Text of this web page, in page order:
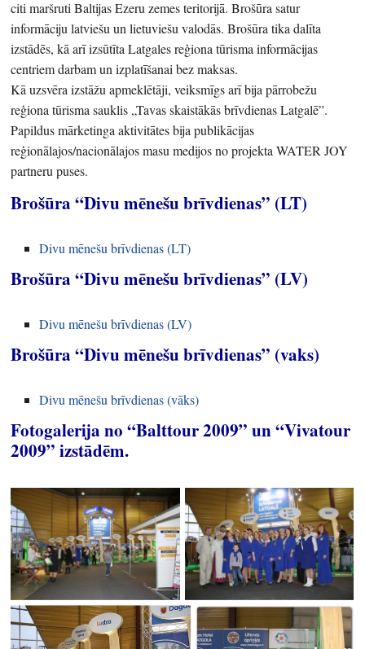
citi maršruti Baltijas Ezeru zemes teritorijā. Brošūra satur
informāciju latviešu un lietuviešu valodās. Brošūra tika dalīta
izstādēs, kā arī izsūtīta Latgales reģiona tūrisma informācijas
centriem darbam un izplatīšanai bez maksas.
Kā uzsvēra izstāžu apmeklētāji, veiksmīgs arī bija pārrobežu
reģiona tūrisma sauklis „Tavas skaistākās brīvdienas Latgalē”.
Papildus mārketinga aktivitātes bija publikācijas
reģionālajos/nacionālajos masu medijos no projekta WATER JOY
partneru puses.
Brošūra “Divu mēnešu brīvdienas” (LT)
Divu mēnešu brīvdienas (LT)
Brošūra “Divu mēnešu brīvdienas” (LV)
Divu mēnešu brīvdienas (LV)
Brošūra “Divu mēnešu brīvdienas” (vaks)
Divu mēnešu brīvdienas (vāks)
Fotogalerija no “Balttour 2009” un “Vivatour
2009” izstādēm.